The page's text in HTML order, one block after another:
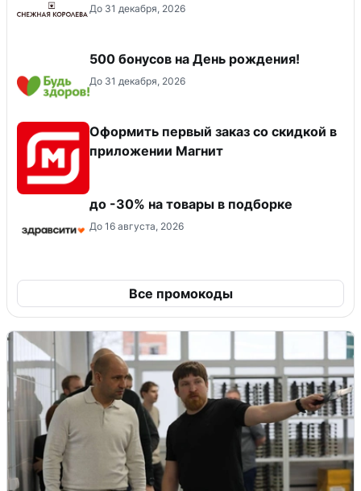
До 31 декабря, 2026
500 бонусов на День рождения!
До 31 декабря, 2026
Оформить первый заказ со скидкой в
приложении Магнит
до -30% на товары в подборке
До 16 августа, 2026
Все промокоды